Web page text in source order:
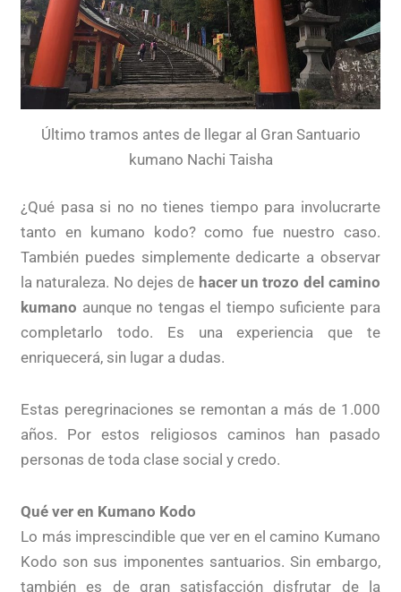
Último tramos antes de llegar al Gran Santuario
kumano Nachi Taisha
¿Qué pasa si no no tienes tiempo para involucrarte
tanto en kumano kodo? como fue nuestro caso.
También puedes simplemente dedicarte a observar
la naturaleza. No dejes de hacer un trozo del camino
kumano aunque no tengas el tiempo suficiente para
completarlo todo. Es una experiencia que te
enriquecerá, sin lugar a dudas.
Estas peregrinaciones se remontan a más de 1.000
años. Por estos religiosos caminos han pasado
personas de toda clase social y credo.
Qué ver en Kumano Kodo
Lo más imprescindible que ver en el camino Kumano
Kodo son sus imponentes santuarios. Sin embargo,
también es de gran satisfacción disfrutar de la